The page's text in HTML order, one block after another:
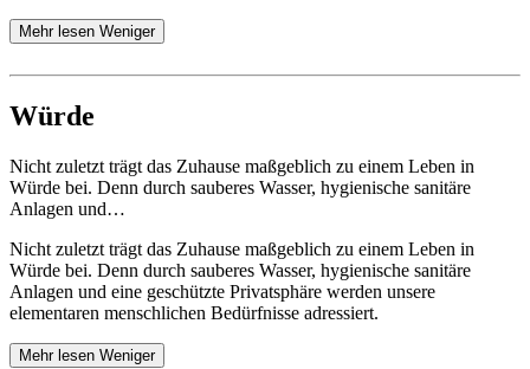
Mehr lesen Weniger
Würde
Nicht zuletzt trägt das Zuhause maßgeblich zu einem Leben in
Würde bei. Denn durch sauberes Wasser, hygienische sanitäre
Anlagen und…
Nicht zuletzt trägt das Zuhause maßgeblich zu einem Leben in
Würde bei. Denn durch sauberes Wasser, hygienische sanitäre
Anlagen und eine geschützte Privatsphäre werden unsere
elementaren menschlichen Bedürfnisse adressiert.
Mehr lesen Weniger